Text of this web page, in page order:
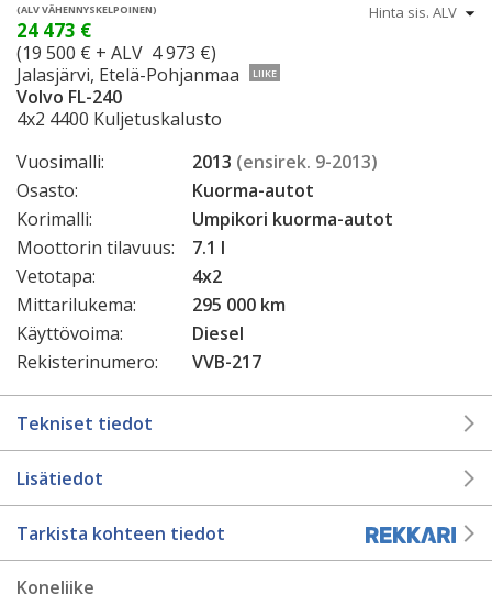
(ALV VÄHENNYSKELPOINEN)
24 473 €
(19 500 € + ALV 4 973 €)
Jalasjärvi, Etelä-Pohjanmaa
LIIKE
Volvo FL-240
4x2 4400 Kuljetuskalusto
Vuosimalli:
2013 (ensirek. 9-2013)
Osasto:
Kuorma-autot
Korimalli:
Umpikori kuorma-autot
Moottorin tilavuus:
7.1 l
Vetotapa:
4x2
Mittarilukema:
295 000 km
Käyttövoima:
Diesel
Rekisterinumero:
VVB-217
Tekniset tiedot
Lisätiedot
Tarkista kohteen tiedot
Koneliike